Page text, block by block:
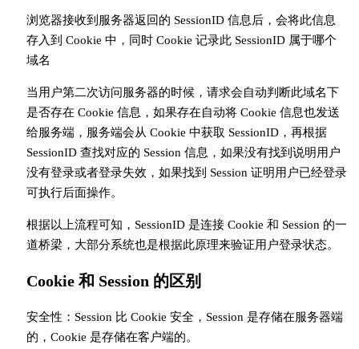
浏览器接收到服务器返回的 SessionID 信息后，会将此信息
存入到 Cookie 中，同时 Cookie 记录此 SessionID 属于哪个
域名
当用户第二次访问服务器的时候，请求会自动判断此域名下
是否存在 Cookie 信息，如果存在自动将 Cookie 信息也发送
给服务端，服务端会从 Cookie 中获取 SessionID，再根据
SessionID 查找对应的 Session 信息，如果没有找到说明用户
没有登录或者登录失效，如果找到 Session 证明用户已经登录
可执行后面操作。
根据以上流程可知，SessionID 是连接 Cookie 和 Session 的一
道桥梁，大部分系统也是根据此原理来验证用户登录状态。
Cookie 和 Session 的区别
安全性：Session 比 Cookie 安全，Session 是存储在服务器端
的，Cookie 是存储在客户端的。